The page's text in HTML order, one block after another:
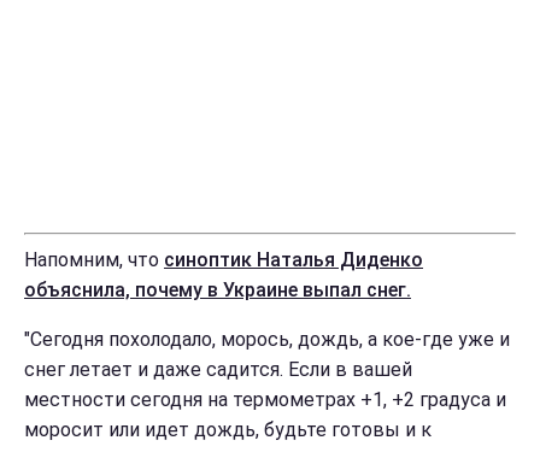
Напомним, что синоптик Наталья Диденко
объяснила, почему в Украине выпал снег.
"Сегодня похолодало, морось, дождь, а кое-где уже и
снег летает и даже садится. Если в вашей
местности сегодня на термометрах +1, +2 градуса и
моросит или идет дождь, будьте готовы и к